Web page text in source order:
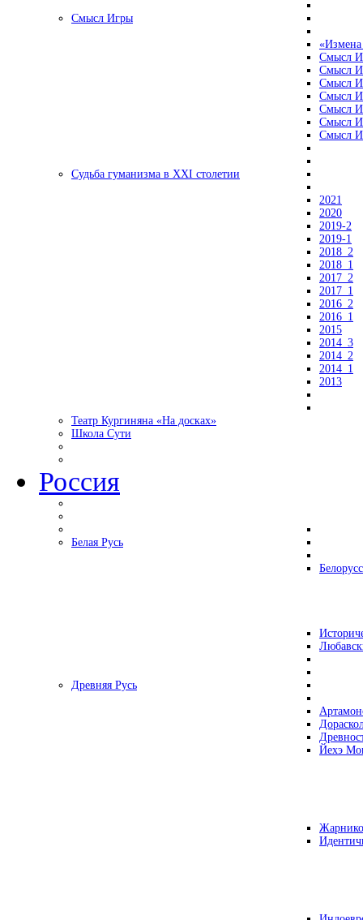
Смысл Игры
«Измена
Смысл
Смысл
Смысл
Смысл
Смысл
Смысл
Смысл
Судьба гуманизма в XXI столетии
2021
2020
2019-2
2019-1
2018_2
2018_1
2017_2
2017_1
2016_2
2016_1
2015
2014_3
2014_2
2014_1
2013
Театр Кургиняна «На досках»
Школа Сути
Россия
Белая Русь
Древняя Русь
Йехэ